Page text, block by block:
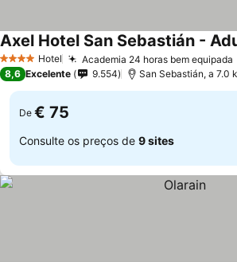
4 EstrelasHotel Academia 24 horas bem equipada
Axel Hotel San Sebastián -
8,6 Excelente 9.554 San Sebastián, a 7.0
De € 75
Consulte os preços de 9 sites